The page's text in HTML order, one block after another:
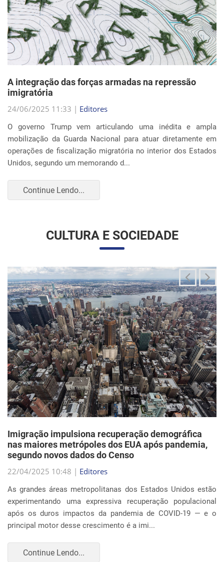
imigratória
24/06/2025 11:33 |
O governo Trump vem articulando uma inédita e ampla
mobilização da Guarda Nacional para atuar diretamente em
operações de fiscalização migratória no interior dos Estados
Unidos, segundo um memorando d...
Continue Lendo...
nas maiores metrópoles dos EUA após pandemia,
segundo novos dados do Censo
22/04/2025 10:48 |Editores
As grandes áreas metropolitanas dos Estados Unidos estão
experimentando uma expressiva recuperação populacional
após os duros impactos da pandemia de COVID-19 — e o
principal motor desse crescimento é a imi...
Continue Lendo...